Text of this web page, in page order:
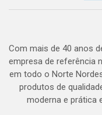
Com mais de 40 anos
empresa de referência
em todo o Norte
produtos de
moderna e prática